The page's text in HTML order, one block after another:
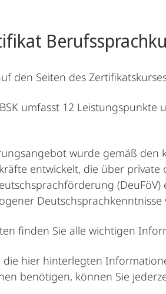
den Seiten des
umfasst 12
wurde gemäß
entwickelt, die über
Deutschsprachkenntnisse
finden Sie alle wichtigen
hier hinterlegten
benötigen, können Sie